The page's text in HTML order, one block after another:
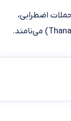
اضطرابی،